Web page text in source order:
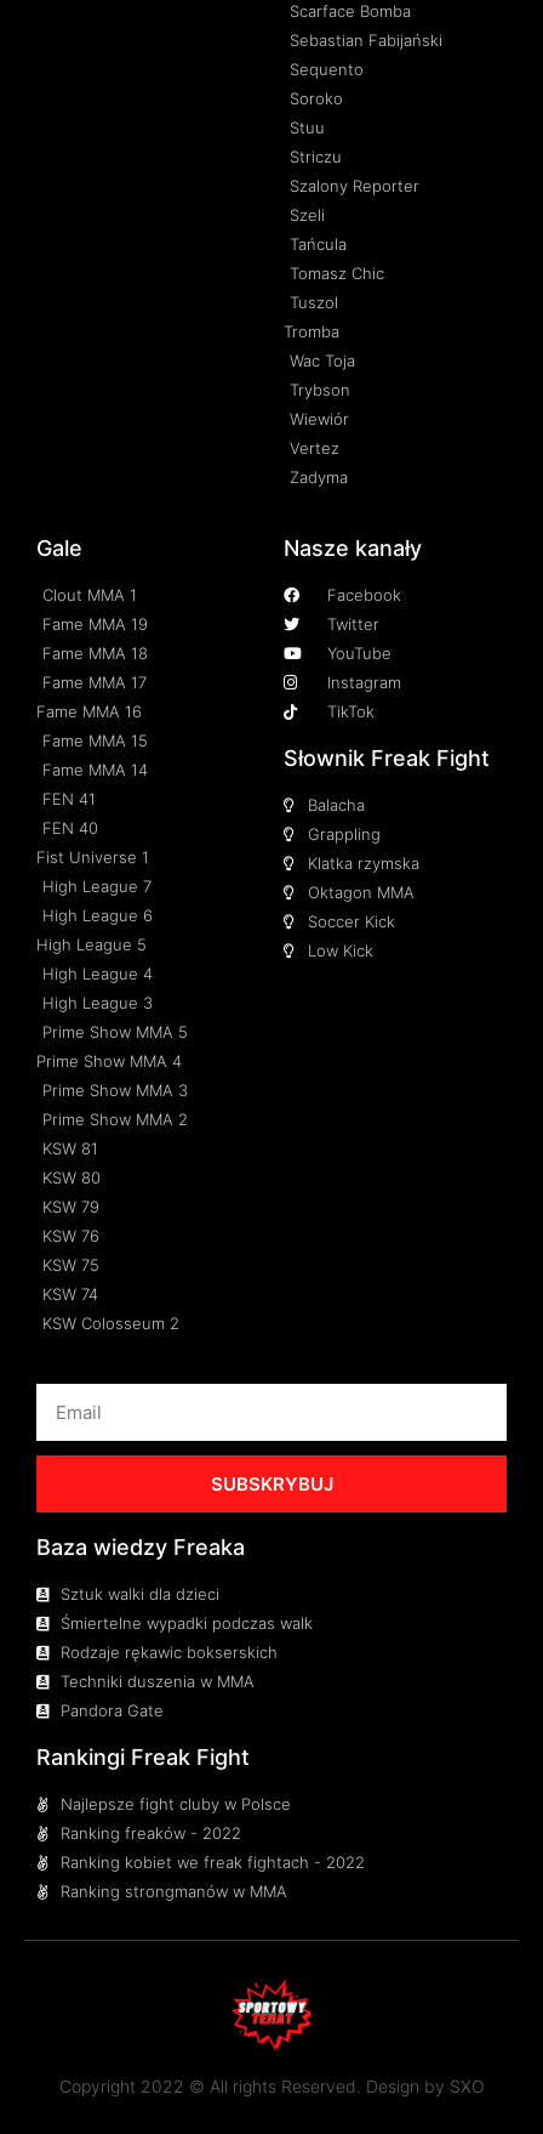
Scarface Bomba
Sebastian Fabijański
Sequento
Soroko
Stuu
Striczu
Szalony Reporter
Szeli
Tańcula
Tomasz Chic
Tuszol
Tromba
Wac Toja
Trybson
Wiewiór
Vertez
Zadyma
Gale
Clout MMA 1
Fame MMA 19
Fame MMA 18
Fame MMA 17
Fame MMA 16
Fame MMA 15
Fame MMA 14
FEN 41
FEN 40
Fist Universe 1
High League 7
High League 6
High League 5
High League 4
High League 3
Prime Show MMA 5
Prime Show MMA 4
Prime Show MMA 3
Prime Show MMA 2
KSW 81
KSW 80
KSW 79
KSW 76
KSW 75
KSW 74
KSW Colosseum 2
Nasze kanały
Facebook
Twitter
YouTube
Instagram
TikTok
Słownik Freak Fight
Balacha
Grappling
Klatka rzymska
Oktagon MMA
Soccer Kick
Low Kick
SUBSKRYBUJ
Baza wiedzy Freaka
Sztuk walki dla dzieci
Śmiertelne wypadki podczas walk
Rodzaje rękawic bokserskich
Techniki duszenia w MMA
Pandora Gate
Rankingi Freak Fight
Najlepsze fight cluby w Polsce
Ranking freaków - 2022
Ranking kobiet we freak fightach - 2022
Ranking strongmanów w MMA
Copyright 2022 © All rights Reserved. Design by SXO